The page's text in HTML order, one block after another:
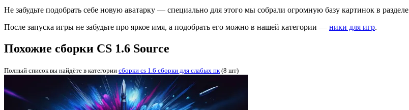
Не забудьте подобрать себе новую аватарку — специально для этого мы собрали огромную базу картинок в разделе
После запуска игры не забудьте про яркое имя, а подобрать его можно в нашей категории — ники для игр.
Похожие сборки CS 1.6 Source
Полный список вы найдёте в категории cборки cs 1.6 сборки для слабых пк(8 шт)